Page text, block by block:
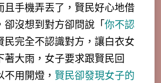
且手機弄丟了，賢民好心地借
卻沒想到對方卻問說「你不認
民完全不認識對方，讓白衣女
大雨，女子要求跟賢民回
用開燈， 賢民卻發現女子的